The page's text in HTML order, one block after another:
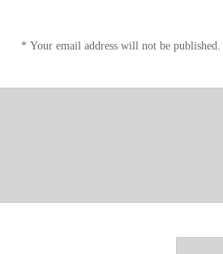
Your email address will not be published.
*